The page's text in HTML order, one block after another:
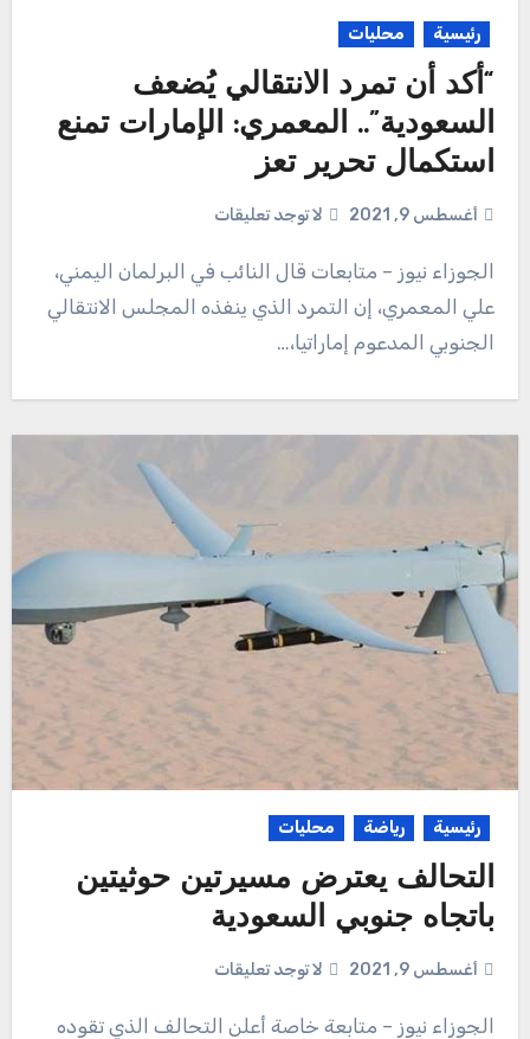
رئيسية محليات
“أكد أن تمرد الانتقالي يُضعف
السعودية”.. المعمري: الإمارات تمنع
استكمال تحرير تعز
أغسطس 9, 2021 لا توجد تعليقات
الجوزاء نيوز – متابعات قال النائب في البرلمان اليمني،
علي المعمري، إن التمرد الذي ينفذه المجلس الانتقالي
الجنوبي المدعوم إماراتيا،…
رئيسية رياضة محليات
التحالف يعترض مسيرتين حوثيتين
باتجاه جنوبي السعودية
أغسطس 9, 2021 لا توجد تعليقات
الجوزاء نيوز – متابعة خاصة أعلن التحالف الذي تقوده